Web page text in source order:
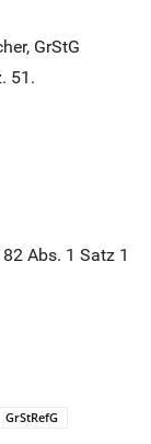
GrStG
51.
Abs. 1 Satz 1
GrStRefG